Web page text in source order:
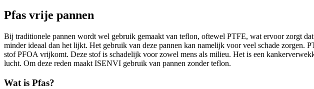
Pfas vrije pannen
Bij traditionele pannen wordt wel gebruik gemaakt van teflon, oftewel PTFE, wat ervoor zorgt
minder ideaal dan het lijkt. Het gebruik van deze pannen kan namelijk voor veel schade
stof PFOA vrijkomt. Deze stof is schadelijk voor zowel mens als milieu. Het is een
lucht. Om deze reden maakt ISENVI gebruik van pannen zonder teflon.
Wat is Pfas?